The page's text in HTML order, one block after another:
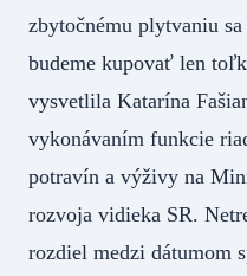
zbytočnému plytvaniu
budeme kupovať len
vysvetlila Katarína
vykonávaním funkcie
potravín a výživy na
rozvoja vidieka SR.
rozdiel medzi dátumom